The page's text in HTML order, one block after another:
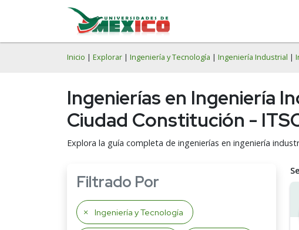
Inicio | Explorar | Ingeniería y Tecnología | Ingeniería Industrial |
Ingenierías en Ingeniería
Ciudad Constitución -
Explora la guía completa de ingenierías en ingeniería
Filtrado Por
Ingeniería y Tecnología